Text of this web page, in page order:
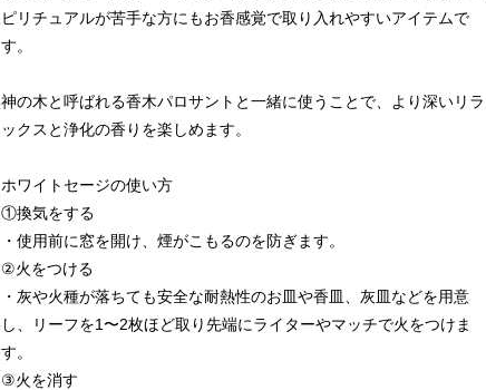
ピリチュアルが苦手な方にもお香感覚で取り入れやすいアイテムで
す。
神の木と呼ばれる香木パロサントと一緒に使うことで、より深いリラ
ックスと浄化の香りを楽しめます。
ホワイトセージの使い方
①換気をする
・使用前に窓を開け、煙がこもるのを防ぎます。
②火をつける
・灰や火種が落ちても安全な耐熱性のお皿や香皿、灰皿などを用意
し、リーフを1〜2枚ほど取り先端にライターやマッチで火をつけま
す。
③火を消す